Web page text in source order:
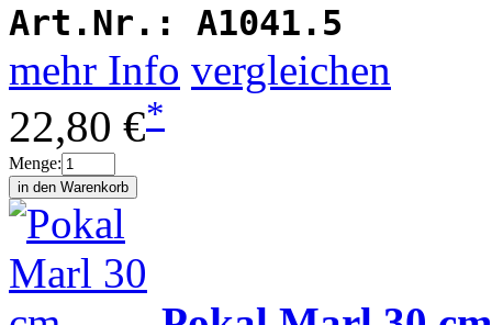
Art.Nr.: A1041.5
mehr Info vergleichen
22,80 €*
Menge: